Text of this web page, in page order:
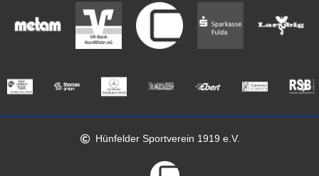
Hünfelder Sportverein 1919 e.V.